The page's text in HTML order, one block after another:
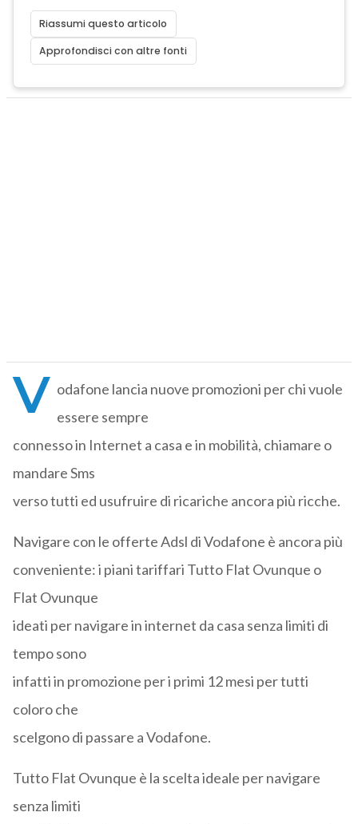
Riassumi questo articolo
Approfondisci con altre fonti
V odafone lancia nuove promozioni per chi vuole
essere sempre
connesso in Internet a casa e in mobilità, chiamare o
mandare Sms
verso tutti ed usufruire di ricariche ancora più ricche.
Navigare con le offerte Adsl di Vodafone è ancora più
conveniente: i piani tariffari Tutto Flat Ovunque o
Flat Ovunque
ideati per navigare in internet da casa senza limiti di
tempo sono
infatti in promozione per i primi 12 mesi per tutti
coloro che
scelgono di passare a Vodafone.
Tutto Flat Ovunque è la scelta ideale per navigare
senza limiti